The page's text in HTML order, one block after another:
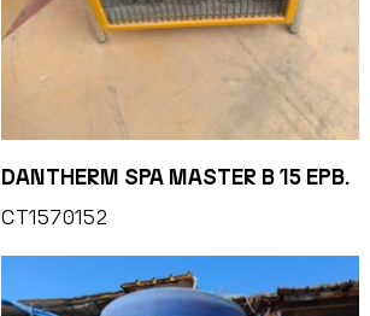
DANTHERM SPA MASTER B 15 EPB.
CT1570152